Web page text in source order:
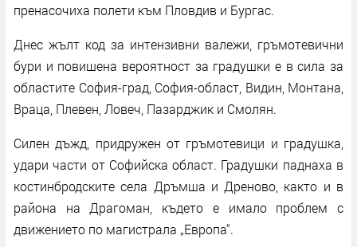
пренасочиха полети към Пловдив и Бургас.
Днес жълт код за интензивни валежи, гръмотевични
бури и повишена вероятност за градушки е в сила за
областите София-град, София-област, Видин, Монтана,
Враца, Плевен, Ловеч, Пазарджик и Смолян.
Силен дъжд, придружен от гръмотевици и градушка,
удари части от Софийска област. Градушки паднаха в
костинбродските села Дръмша и Дреново, както и в
района на Драгоман, където е имало проблем с
движението по магистрала „Европа“.